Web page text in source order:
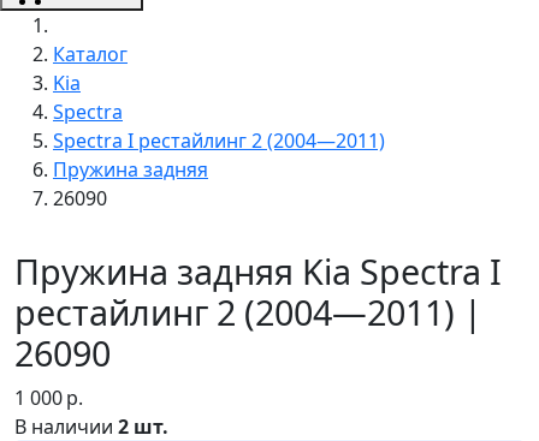
Каталог
Kia
Spectra
Spectra I рестайлинг 2 (2004—2011)
Пружина задняя
26090
Пружина задняя Kia Spectra I
рестайлинг 2 (2004—2011) |
26090
1 000р.
В наличии 2 шт.